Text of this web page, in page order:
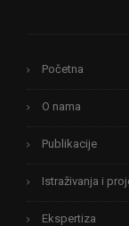
Početna
O nama
Publikacije
Istraživanja i
Ekspertiza